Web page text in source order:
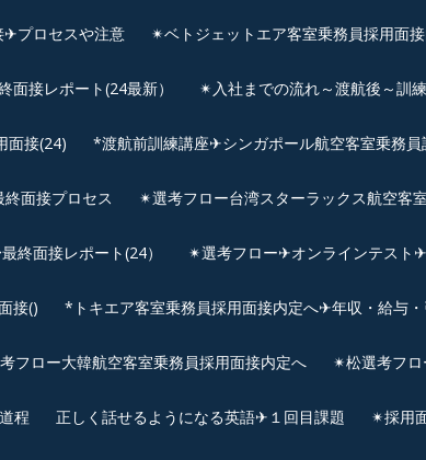
✈プロセスや注意 ✴︎ベトジェットエア客室乗務員採用面
接レポート(24最新） ✴︎入社までの流れ～渡航後～訓
面接(24) *渡航前訓練講座✈シンガポール航空客室乗務
面接プロセス ✴︎選考フロー台湾スターラックス航空客
終面接レポート(24） ✴︎選考フロー✈オンラインテスト
接() *トキエア客室乗務員採用面接内定へ✈年収・給与
フロー大韓航空客室乗務員採用面接内定へ ✴︎松選考フ
程 正しく話せるようになる英語✈１回目課題 ✴︎採用